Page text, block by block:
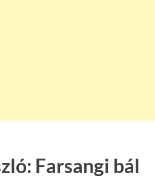
Farsangi bál